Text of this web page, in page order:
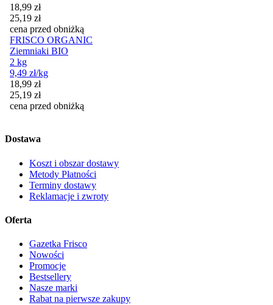
Cena promocyjna
18,99 zł
25,19 zł
cena przed obniżką
FRISCO ORGANIC
Ziemniaki BIO
2 kg
9,49 zł/kg
Cena promocyjna
18,99 zł
25,19 zł
cena przed obniżką
Dostawa
Koszt i obszar dostawy
Metody Płatności
Terminy dostawy
Reklamacje i zwroty
Oferta
Gazetka Frisco
Nowości
Promocje
Bestsellery
Nasze marki
Rabat na pierwsze zakupy